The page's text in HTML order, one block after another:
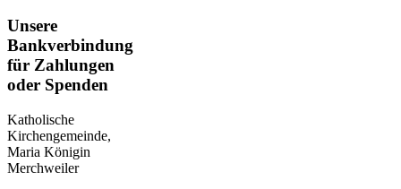
Unsere
Bankverbindung
für Zahlungen
oder Spenden
Katholische
Kirchengemeinde,
Maria Königin
Merchweiler